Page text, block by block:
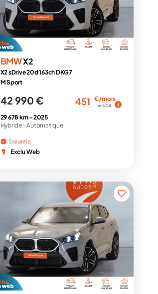
BMWX2
X2 sDrive 20d 163ch DKG7
M Sport
42 990 € 451 €/mois
en LOA
29 678 km -2025
Hybride -Automatique
Garantie
Exclu Web